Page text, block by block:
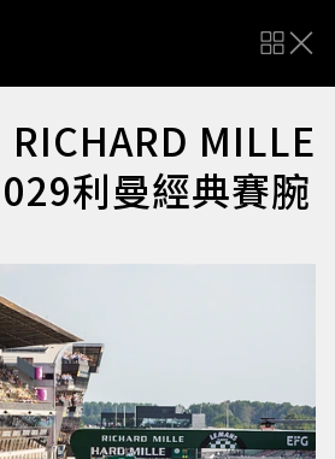
MILLE
利曼經典賽腕